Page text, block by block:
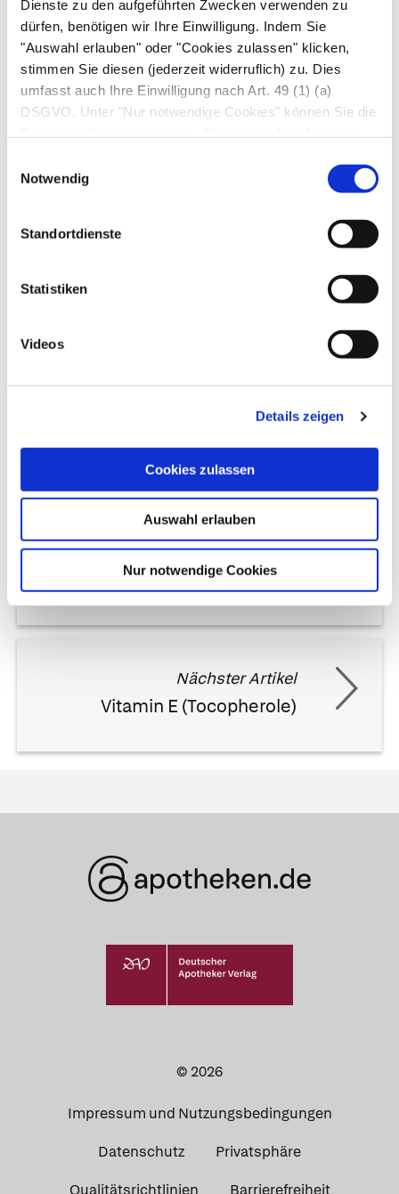
Dienste zu den aufgeführten Zwecken verwenden zu
dürfen, benötigen wir Ihre Einwilligung. Indem Sie
"Auswahl erlauben" oder "Cookies zulassen" klicken,
stimmen Sie diesen (jederzeit widerruflich) zu. Dies
umfasst auch Ihre Einwilligung nach Art. 49 (1) (a)
DSGVO. Unter "Nur notwendige Cookies" können Sie die
Notwendig
Standortdienste
Statistiken
Videos
Details zeigen
Cookies zulassen
Auswahl erlauben
Nur notwendige Cookies
Zu hoch dosierte Therapie mit Vitamin D
Ursachen erniedrigter Werte
Verdauungsstörungen mit verminderter
Bestimmte Nierenerkrankungen
Autor*innen
Schäffler. Trias, Stuttgart, 3. Auflage (2014). | zuletzt
Vorheriger Artikel
Vitamin C (Ascorbinsäure)
Nächster Artikel
Vitamin E (Tocopherole)
© 2026
Impressum und Nutzungsbedingungen
Datenschutz Privatsphäre
Qualitätsrichtlinien Barrierefreiheit